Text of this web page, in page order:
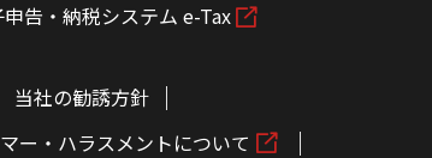
告・納税システム e-Tax
当社の勧誘方針
ー・ハラスメントについて